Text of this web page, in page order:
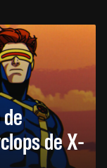
de X-